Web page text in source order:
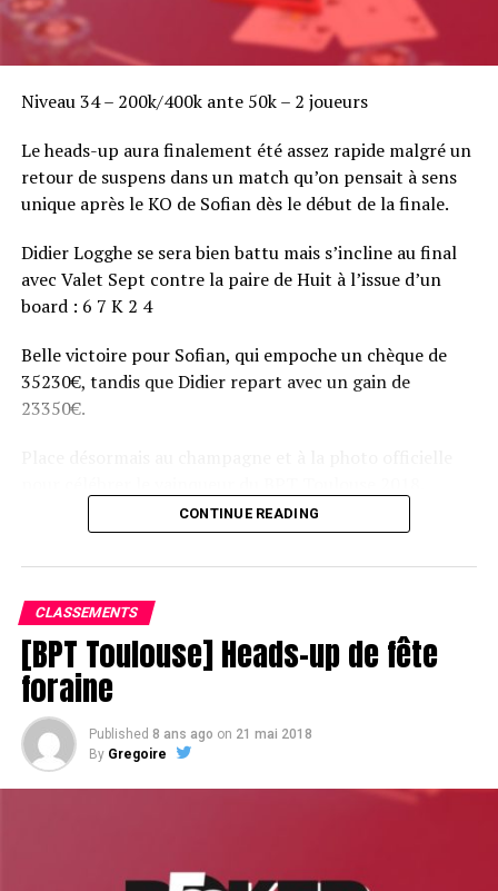
Niveau 34 – 200k/400k ante 50k – 2 joueurs
Le heads-up aura finalement été assez rapide malgré un
retour de suspens dans un match qu’on pensait à sens
unique après le KO de Sofian dès le début de la finale.
Didier Logghe se sera bien battu mais s’incline au final
avec Valet Sept contre la paire de Huit à l’issue d’un
board : 6 7 K 2 4
Belle victoire pour Sofian, qui empoche un chèque de
35230€, tandis que Didier repart avec un gain de
23350€.
CONTINUE READING
CLASSEMENTS
[BPT Toulouse] Heads-up de fête
foraine
Published 8 ans ago on 21 mai 2018
By Gregoire